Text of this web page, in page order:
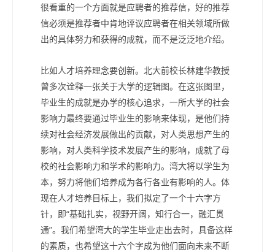
很看重的一个方面就是应聘者的推荐信，好的推荐
信必须是推荐者中肯地评议应聘者在相关领域所做
出的具体努力和获得的成就，而不是泛泛地介绍。
比如人才培养理念要创新。北大前校长林建华教授
曾多次诠释一张关于大学的逻辑图。在这张图里，
毕业生的成就是办学的核心追求，一所大学的社会
影响力最终要通过毕业生的影响来体现，是他们持
续对社会经济发展做出的贡献，对人类思想产生的
影响，对人类科学技术发展产生的影响，成就了母
校的社会影响力和学术的影响力。湾大将以学生为
本，努力将他们培养成为各行各业有影响的人。体
现在人才培养目标上，我们拟定了一个十六字方
针，即“基础扎实，视野开阔，知行合一，融汇贯
通”。我们希望湾大的学生毕业走出去时，具备这样
的素质，也希望这十六个字成为他们面向未来不断